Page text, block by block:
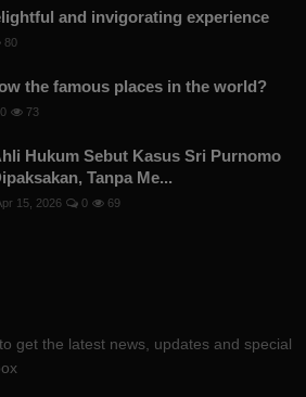
and invigorating experience
80
the famous places in the world?
0 73
Hukum Sebut Kasus Sri Purnomo
Tanpa Me...
15, 2026 0 69
get the latest news, updates and special